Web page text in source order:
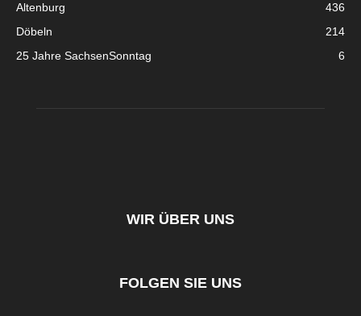
Altenburg
436
Döbeln
214
25 Jahre SachsenSonntag
6
WIR ÜBER UNS
FOLGEN SIE UNS